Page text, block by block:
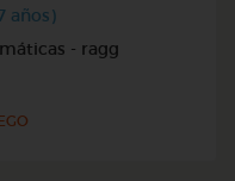
años)
- ragg